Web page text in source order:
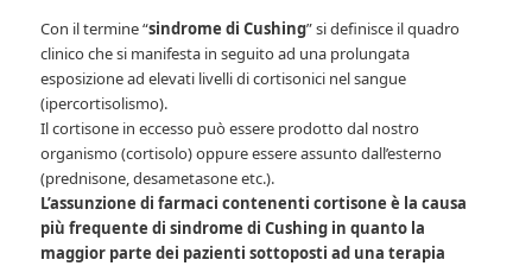
Con il termine “sindrome di Cushing” si definisce il quadro
clinico che si manifesta in seguito ad una prolungata
esposizione ad elevati livelli di cortisonici nel sangue
(ipercortisolismo).
Il cortisone in eccesso può essere prodotto dal nostro
organismo (cortisolo) oppure essere assunto dall’esterno
(prednisone, desametasone etc.).
L’assunzione di farmaci contenenti cortisone è la causa
più frequente di sindrome di Cushing in quanto la
maggior parte dei pazienti sottoposti ad una terapia